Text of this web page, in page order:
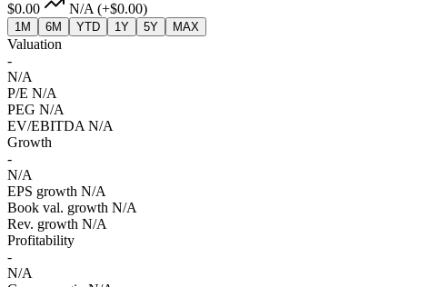
$0.00 N/A (+$0.00)
1M 6M YTD 1Y 5Y MAX
Valuation
-
N/A
P/E N/A
PEG N/A
EV/EBITDA N/A
Growth
-
N/A
EPS growth N/A
Book val. growth N/A
Rev. growth N/A
Profitability
-
N/A